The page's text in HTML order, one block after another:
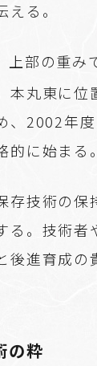
る。
上部の重
本丸東に位
、2002年
に始まる。
存技術の
る。技術
進育成の
の粋